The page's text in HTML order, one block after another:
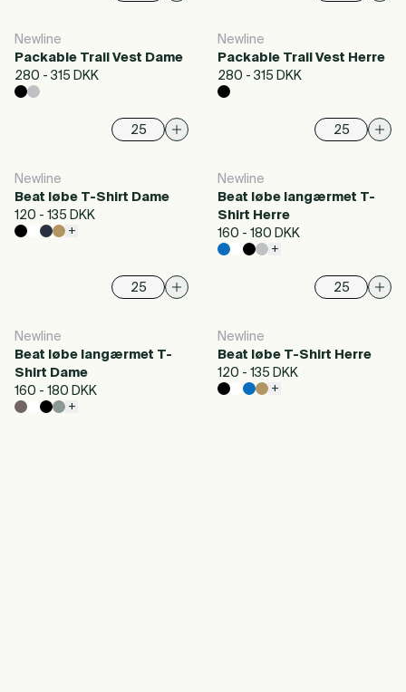
Newline
Packable Trail Vest Dame
280 - 315 DKK
Newline
Packable Trail Vest Herre
280 - 315 DKK
Newline
Beat løbe T-Shirt Dame
120 - 135 DKK
+
Newline
Beat løbe langærmet T-
Shirt Herre
160 - 180 DKK
+
Newline
Beat løbe langærmet T-
Shirt Dame
160 - 180 DKK
+
Newline
Beat løbe T-Shirt Herre
120 - 135 DKK
+